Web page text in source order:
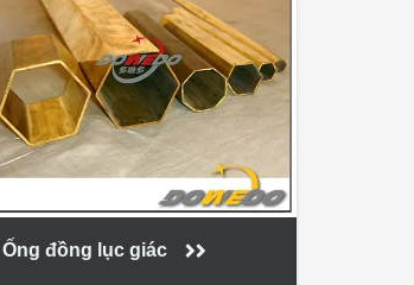
Ống đồng lục giác